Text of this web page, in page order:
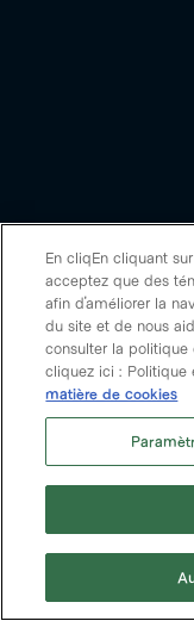
En cliqEn cliquant
acceptez que des
afin d'améliorer la
du site et de nous
consulter la politique
cliquez ici : Politique
matière de cookies